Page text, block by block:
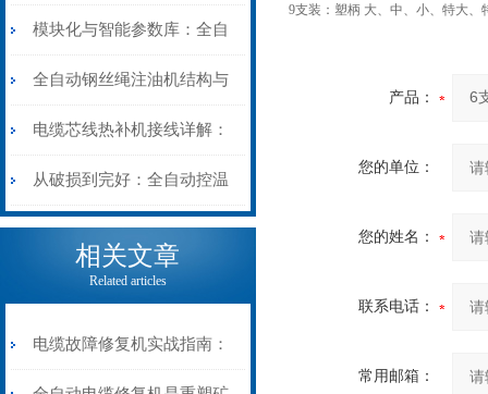
分指南：从“绝缘电
阻”到“波形特征”的精准诊
断逻辑
模块化与智能参数库：全自
动电缆修复机的快速换型逻
辑
全自动钢丝绳注油机结构与
工作原理：揭秘高效润滑的
机械密码
电缆芯线热补机接线详解：
从入门到精通
从破损到完好：全自动控温
电缆热补机的核心价值
相关文章
Related articles
电缆故障修复机实战指南：
9支装：塑柄 大、中、小、特大、
产品：
您的单位：
您的姓名：
联系电话：
常用邮箱：